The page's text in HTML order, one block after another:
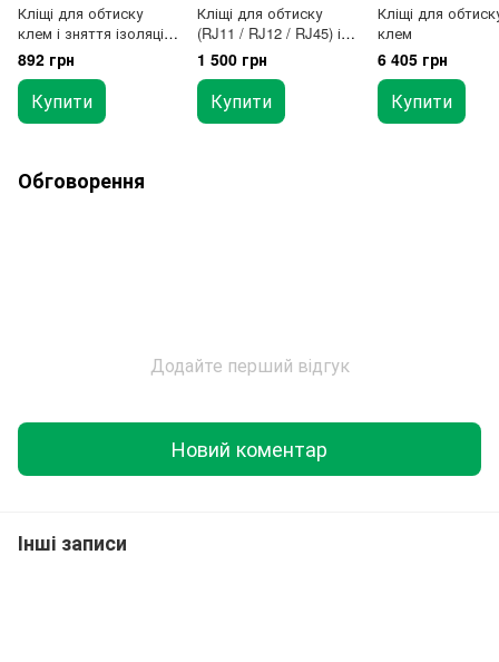
Кліщі для обтиску
клем і зняття ізоляції
посилені
892 грн
Купити
Кліщі для обтиску
(RJ11 / RJ12 / RJ45) і
зняття ізоляції з
тріскачкою
1 500 грн
Купити
Кліщі для
клем
6 405 грн
Купити
Обговорення
Додайте перший відгук
Новий коментар
Інші записи